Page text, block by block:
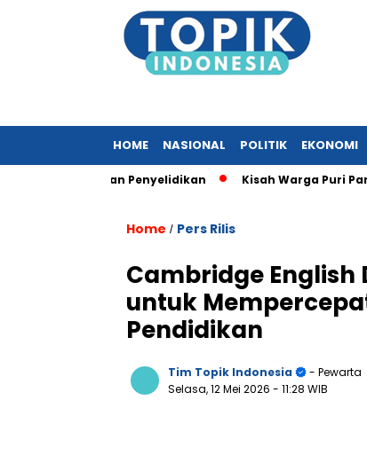
HOME NASIONAL POLITIK EKONOMI
Lakukan Penyelidikan Kisah Warga Puri Park View
Home / Pers Rilis
Cambridge English
untuk
Pendidikan
Tim Topik Indonesia
- Pewarta
Selasa, 12 Mei 2026 - 11:28 WIB